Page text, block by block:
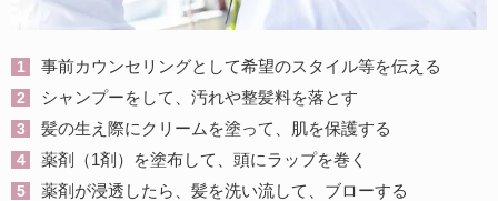
事前カウンセリングとして希望のスタイル等を伝える
シャンプーをして、汚れや整髪料を落とす
髪の生え際にクリームを塗って、肌を保護する
薬剤（1剤）を塗布して、頭にラップを巻く
薬剤が浸透したら、髪を洗い流して、ブローする